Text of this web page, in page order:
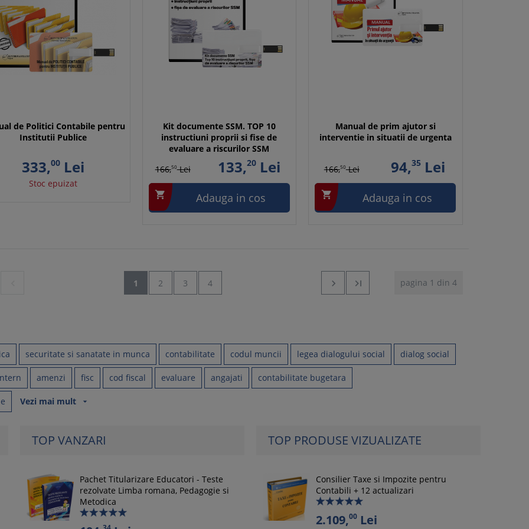
de Politici Contabile pentru
Institutii Publice
333,00Lei
Stoc epuizat
Kit documente SSM. TOP 10
instructiuni proprii si fise de
evaluare a riscurilor SSM
166,50Lei 133,20 Lei
 Adauga in cos
Manual de prim ajutor si
interventie in situatii de urgenta
166,50Lei 94,35 Lei
 Adauga in cos
1 2 3 4 pagina 1 din 4


securitate si sanatate in munca contabilitate codul muncii legea dialogului social dialog social
amenzi fisc cod fiscal evaluare angajati contabilitate bugetara
Vezi mai mult arrow_drop_down
TOP VANZARI
Pachet Titularizare Educatori - Teste
rezolvate Limba romana, Pedagogie si
Metodica
TOP PRODUSE VIZUALIZATE
Consilier Taxe si Impozite pentru
Contabili + 12 actualizari
2.109,00Lei